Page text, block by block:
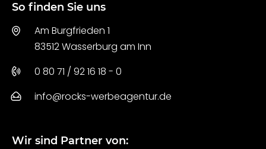
So finden Sie uns
Am Burgfrieden 1
83512 Wasserburg am Inn
0 80 71 / 92 16 18 - 0
info@rocks-werbeagentur.de
Wir sind Partner von: